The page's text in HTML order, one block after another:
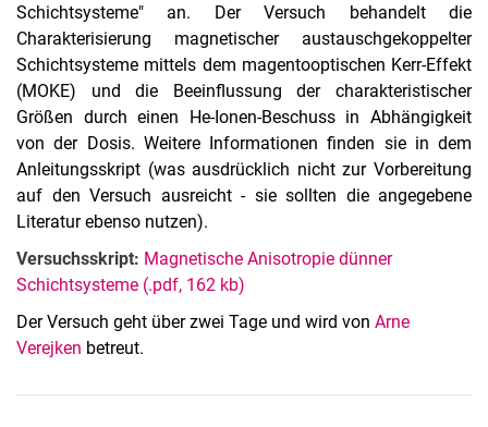
Arbeitsgruppenversuche
Seminar der Arbeitsgruppe
Experimentalphysik IV
Dünnschichtphysik
Fortgeschrittene Methoden der Nanostrukturanalyse
Physik für Elektrotechnik
Physik mit Synchrotronstrahlung
Schichtsysteme" an. Der Versuch behandelt die
Charakterisierung magnetischer austauschgekoppelter
Schichtsysteme mittels dem magentooptischen Kerr-Effekt
(MOKE) und die Beeinflussung der charakteristischer
Größen durch einen He-Ionen-Beschuss in Abhängigkeit
von der Dosis. Weitere Informationen finden sie in dem
Anleitungsskript (was ausdrücklich nicht zur Vorbereitung
auf den Versuch ausreicht - sie sollten die angegebene
Literatur ebenso nutzen).
Versuchsskript: Magnetische Anisotropie dünner
Schichtsysteme (.pdf, 162 kb)
Der Versuch geht über zwei Tage und wird von Arne
Verejken betreut.